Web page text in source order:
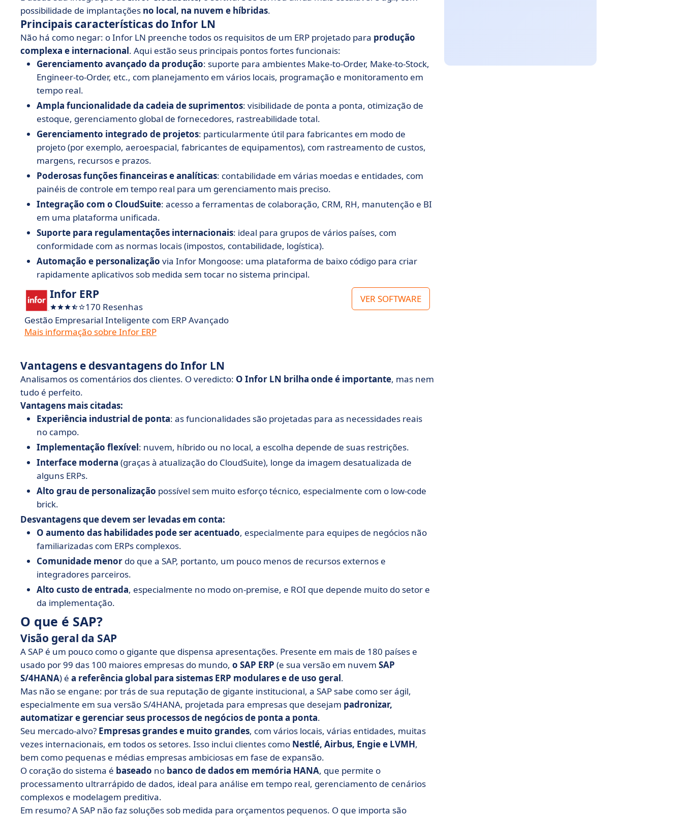
possibilidade de implantações no local, na nuvem e híbridas.
Principais características do Infor LN
Não há como negar: o Infor LN preenche todos os requisitos de um ERP projetado para produção
complexa e internacional. Aqui estão seus principais pontos fortes funcionais:
Gerenciamento avançado da produção: suporte para ambientes Make-to-Order, Make-to-Stock,
Engineer-to-Order, etc., com planejamento em vários locais, programação e monitoramento em
tempo real.
Ampla funcionalidade da cadeia de suprimentos: visibilidade de ponta a ponta, otimização de
estoque, gerenciamento global de fornecedores, rastreabilidade total.
Gerenciamento integrado de projetos: particularmente útil para fabricantes em modo de
projeto (por exemplo, aeroespacial, fabricantes de equipamentos), com rastreamento de custos,
margens, recursos e prazos.
Poderosas funções financeiras e analíticas: contabilidade em várias moedas e entidades, com
painéis de controle em tempo real para um gerenciamento mais preciso.
Integração com o CloudSuite: acesso a ferramentas de colaboração, CRM, RH, manutenção e BI
em uma plataforma unificada.
Suporte para regulamentações internacionais: ideal para grupos de vários países, com
conformidade com as normas locais (impostos, contabilidade, logística).
Automação e personalização via Infor Mongoose: uma plataforma de baixo código para criar
rapidamente aplicativos sob medida sem tocar no sistema principal.
Infor ERP
170 Resenhas
VER SOFTWARE
Gestão Empresarial Inteligente com ERP Avançado
Mais informação sobre Infor ERP
Vantagens e desvantagens do Infor LN
Analisamos os comentários dos clientes. O veredicto: O Infor LN brilha onde é importante, mas nem
tudo é perfeito.
Vantagens mais citadas:
Experiência industrial de ponta: as funcionalidades são projetadas para as necessidades reais
no campo.
Implementação flexível: nuvem, híbrido ou no local, a escolha depende de suas restrições.
Interface moderna (graças à atualização do CloudSuite), longe da imagem desatualizada de
alguns ERPs.
Alto grau de personalização possível sem muito esforço técnico, especialmente com o low-code
brick.
Desvantagens que devem ser levadas em conta:
O aumento das habilidades pode ser acentuado, especialmente para equipes de negócios não
familiarizadas com ERPs complexos.
Comunidade menor do que a SAP, portanto, um pouco menos de recursos externos e
integradores parceiros.
Alto custo de entrada, especialmente no modo on-premise, e ROI que depende muito do setor e
da implementação.
O que é SAP?
Visão geral da SAP
A SAP é um pouco como o gigante que dispensa apresentações. Presente em mais de 180 países e
usado por 99 das 100 maiores empresas do mundo, o SAP ERP (e sua versão em nuvem SAP
S/4HANA) é a referência global para sistemas ERP modulares e de uso geral.
Mas não se engane: por trás de sua reputação de gigante institucional, a SAP sabe como ser ágil,
especialmente em sua versão S/4HANA, projetada para empresas que desejam padronizar,
automatizar e gerenciar seus processos de negócios de ponta a ponta.
Seu mercado-alvo? Empresas grandes e muito grandes, com vários locais, várias entidades, muitas
vezes internacionais, em todos os setores. Isso inclui clientes como Nestlé, Airbus, Engie e LVMH,
bem como pequenas e médias empresas ambiciosas em fase de expansão.
O coração do sistema é baseado no banco de dados em memória HANA, que permite o
processamento ultrarrápido de dados, ideal para análise em tempo real, gerenciamento de cenários
complexos e modelagem preditiva.
Em resumo? A SAP não faz soluções sob medida para orçamentos pequenos. O que importa são